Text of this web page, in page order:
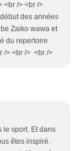
<br /> <br />
des années
Zaiko wawa et
du repertoire
/> <br /> <br />
le sport. Et dans
êtes inspiré.